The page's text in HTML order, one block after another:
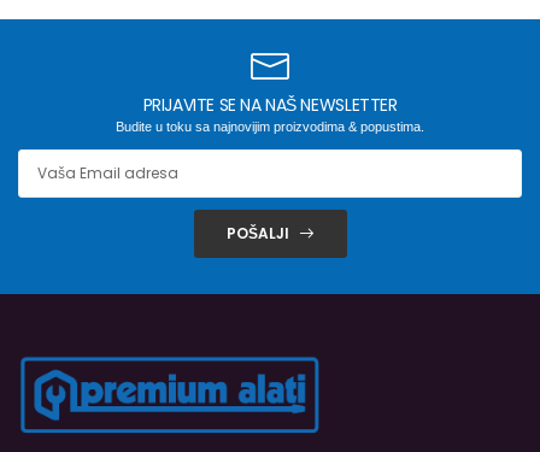
PRIJAVITE SE NA NAŠ NEWSLETTER
Budite u toku sa najnovijim proizvodima & popustima.
POŠALJI